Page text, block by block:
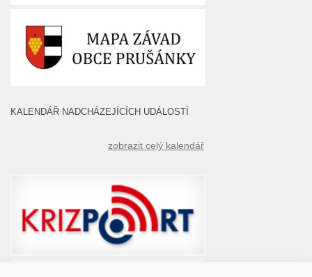
KALENDÁŘ NADCHÁZEJÍCÍCH UDÁLOSTÍ
zobrazit celý kalendář